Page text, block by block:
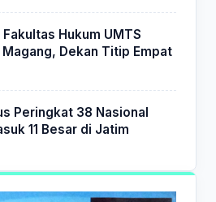
Hukum UMTS
Magang, Dekan Titip Empat
Peringkat 38 Nasional
11 Besar di Jatim